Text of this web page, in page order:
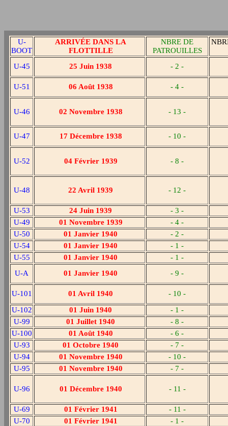
U-
BOOT
ARRIVÉE DANS LA
FLOTTILLE
NBRE DE
PATROUILLES
U-45 25 Juin 1938 - 2 -
U-51 06 Août 1938 - 4 -
U-46 02 Novembre 1938 - 13 -
U-47 17 Décembre 1938 - 10 -
U-52 04 Février 1939 - 8 -
U-48 22 Avril 1939 - 12 -
U-53 24 Juin 1939
- 3 -
U-49
01 Novembre 1939
- 4 -
U-50
01 Janvier 1940
- 2 -
U-54
01 Janvier 1940
- 1 -
U-55
01 Janvier 1940
- 1 -
U-A
01 Janvier 1940 - 9 -
U-101 01 Avril 1940
- 10 -
U-102
01 Juin 1940
- 1 -
U-99
01 Juillet 1940
- 8 -
U-100
01 Août 1940
- 6 -
U-93
01 Octobre 1940
- 7 -
U-94
01 Novembre 1940
- 10 -
U-95
01 Novembre 1940 - 7 -
U-96 01 Décembre 1940 - 11 -
U-69 01 Février 1941
- 11 -
U-70
01 Février 1941
- 1 -